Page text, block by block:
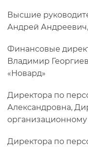
Высшие
Андрей
Финансовые
Владимир
«Новард»
Директора по
Александровна,
Директора по